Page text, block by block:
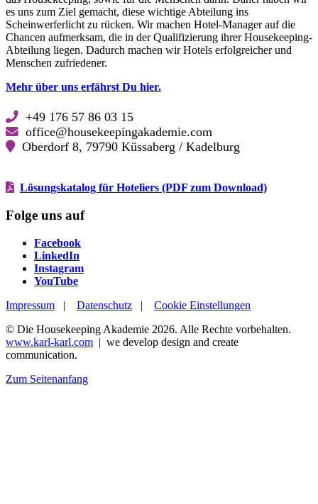
es uns zum Ziel gemacht, diese wichtige Abteilung ins
Scheinwerferlicht zu rücken. Wir machen Hotel-Manager auf die
Chancen aufmerksam, die in der Qualifizierung ihrer Housekeeping-
Abteilung liegen. Dadurch machen wir Hotels erfolgreicher und
Menschen zufriedener.
Mehr über uns erfährst Du hier.
+49 176 57 86 03 15
office@housekeepingakademie.com
Oberdorf 8, 79790 Küssaberg / Kadelburg
Lösungskatalog für Hoteliers (PDF zum Download)
Folge uns auf
FacebookFacebook
LinkedIn
InstagramInstagram
YouTubeYouTube
Impressum | Datenschutz | Cookie Einstellungen
© Die Housekeeping Akademie 2026. Alle Rechte vorbehalten.
www.karl-karl.com | we develop design and create
communication.
Zum Seitenanfang